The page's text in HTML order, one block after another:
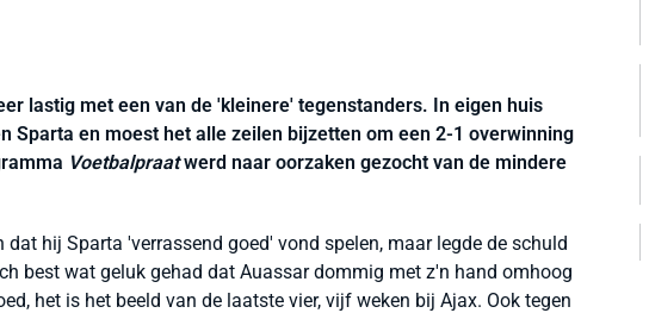
lastig met een van de 'kleinere' tegenstanders. In eigen huis
Sparta en moest het alle zeilen bijzetten om een 2-1 overwinning
Voetbalpraatwerd naar oorzaken gezocht van de mindere
dat hij Sparta 'verrassend goed' vond spelen, maar legde de schuld
best wat geluk gehad dat Auassar dommig met z'n hand omhoog
het is het beeld van de laatste vier, vijf weken bij Ajax. Ook tegen